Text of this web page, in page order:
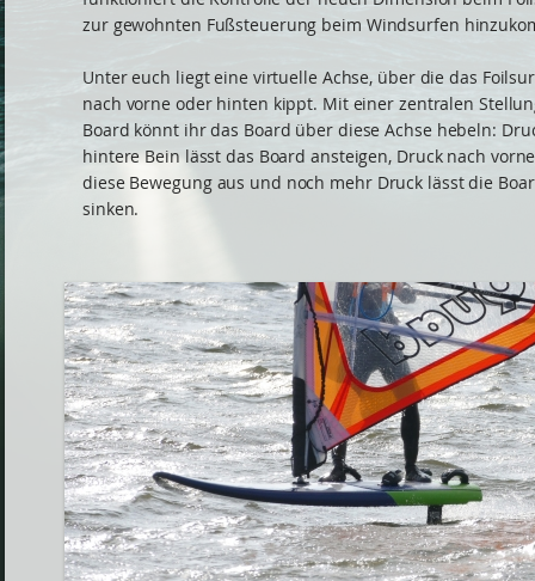
zur gewohnten Fußsteuerung beim Windsurfen
Unter euch liegt eine virtuelle Achse, über die das
nach vorne oder hinten kippt. Mit einer zentralen
Board könnt ihr das Board über diese Achse hebeln:
hintere Bein lässt das Board ansteigen, Druck nach
diese Bewegung aus und noch mehr Druck lässt die
sinken.